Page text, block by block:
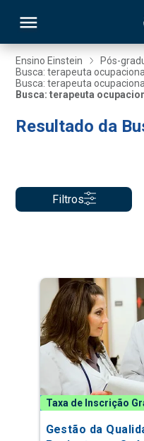
Ensino Einstein Pós-
Busca: terapeuta ocupacional
Busca: terapeuta ocupacional
Busca: terapeuta
Resultado da
Filtros
Taxa de Inscrição
Gestão da